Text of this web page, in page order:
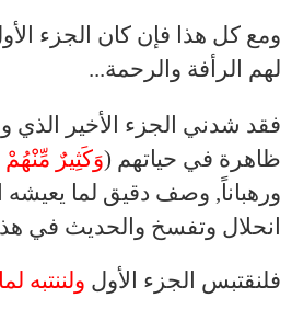
ومع كل هذا فإن كان الجزء
لهم الرأفة والرحمة...
فقد شدني الجزء الأخير
ظاهرة في حياتهم (وَكَثِيرٌ
ورهباناً, وصف دقيق لما يعيشه
انحلال وتفسخ والحديث في
فلنقتبس الجزء الأول ولننتبه